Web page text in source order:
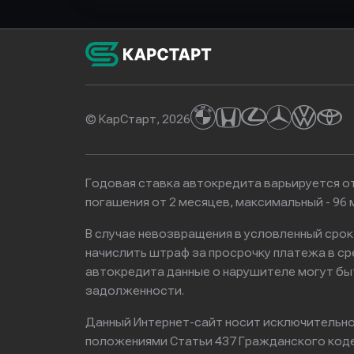
© КарСтарт, 2026
Годовая ставка автокредита варьируется
погашения от 2 месяцев, максимальный -
В случае невозвращения в условленный
начислить штраф за просрочку платежа в
автокредита данные о нарушителе могут
задолженности.
Данный Интернет-сайт носит
положениями Статьи 437 Гражданского